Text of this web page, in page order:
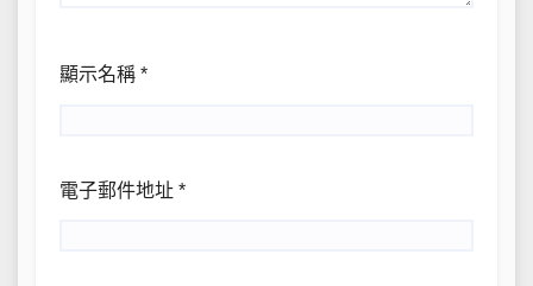
顯示名稱 *
電子郵件地址 *